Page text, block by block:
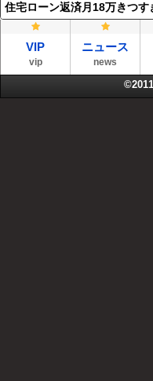
住宅ローン返済月18万きつす
VIP
vip
ニュース
news
©2011